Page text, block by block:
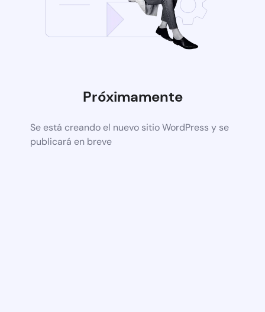
Próximamente
Se está creando el nuevo sitio WordPress y se
publicará en breve